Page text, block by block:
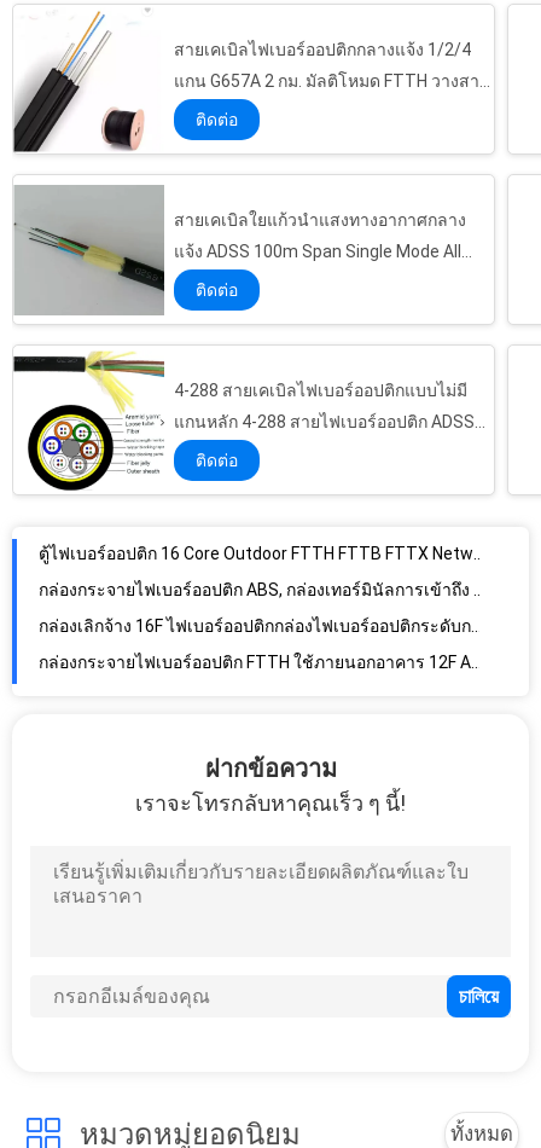
สายเคเบิลไฟเบอร์ออปติกกลางแจ้ง 1/2/4
แกน G657A 2 กม. มัลติโหมด FTTH วางสาย
เคเบิล GJYXCH
ติดต่อ
สายเคเบิลใยแก้วนำแสงทางอากาศกลาง
แจ้ง ADSS 100m Span Single Mode All
Dielectric 24 Cores
ติดต่อ
4-288 สายเคเบิลไฟเบอร์ออปติกแบบไม่มี
แกนหลัก 4-288 สายไฟเบอร์ออปติก ADSS
แบบฝักเดี่ยว
ติดต่อ
ตู้ไฟเบอร์ออปติก 16 Core Outdoor FTTH FTTB FTTX Network PC / ABS Material
กล่องกระจายไฟเบอร์ออปติก ABS, กล่องเทอร์มินัลการเข้าถึง 16F
กล่องเลิกจ้าง 16F ไฟเบอร์ออปติกกล่องไฟเบอร์ออปติกระดับการป้องกัน IP65 กลางแจ้ง
กล่องกระจายไฟเบอร์ออปติก FTTH ใช้ภายนอกอาคาร 12F Access Terminal Box IP65
กล่องกระจายไฟเบอร์ออปติกป้องกันฝุ่น, กล่องเชื่อมต่อไฟเบอร์ออปติก ABS
ในร่ม IP30 FTTH Splitter Box, 48 Fibers Terminal Box ไฟเบอร์ออปติก
Fiber Optic Enclosures Wall Mount, วัสดุไฟเบอร์ออปติก Enclosure PP
ฝากข้อความ
เราจะโทรกลับหาคุณเร็ว ๆ นี้!
หมวดหมู่ยอดนิยม ทั้งหมด